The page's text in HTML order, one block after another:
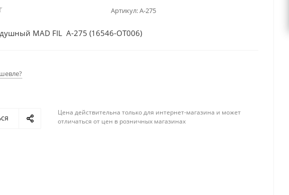
Артикул:A-275
MAD FIL A-275 (16546-ОТ006)
Цена действительна только для интернет-магазина и может
отличаться от цен в розничных магазинах